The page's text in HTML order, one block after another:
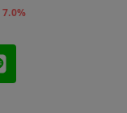
7.0%